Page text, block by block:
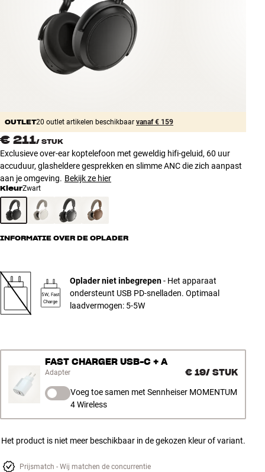
Accessoires
INSPIRATIE
MERKEN
AANBIEDINGEN
Winkels
Klantenservice
Inloggen
Klantenservice
Bouw met geluid
OUTLET20 outlet artikelen beschikbaar vanaf € 159
€ 211/ STUK
Exclusieve over-ear koptelefoon met geweldig hifi-geluid, 60 uur
accuduur, glasheldere gesprekken en slimme ANC die zich aanpast
aan je omgeving. Bekijk ze hier
KleurZwart
INFORMATIE OVER DE OPLADER
5W, Fast
Charge
Oplader niet inbegrepen- Het apparaat
ondersteunt USB PD-snelladen. Optimaal
laadvermogen: 5-5W
FAST CHARGER USB-C + A
Adapter € 19/ STUK
Voeg toe samen met Sennheiser MOMENTUM
4 Wireless
Het product is niet meer beschikbaar in de gekozen kleur of variant.
Prijsmatch - Wij matchen de concurrentie